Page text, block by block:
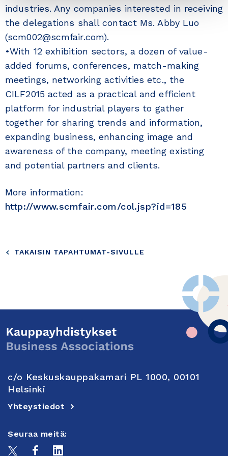
industries. Any companies interested in receiving
the delegations shall contact Ms. Abby Luo
(scm002@scmfair.com).
•With 12 exhibition sectors, a dozen of value-
added forums, conferences, match-making
meetings, networking activities etc., the
CILF2015 acted as a practical and efficient
platform for industrial players to gather
together for sharing trends and information,
expanding business, enhancing image and
awareness of the company, meeting existing
and potential partners and clients.
More information:
http://www.scmfair.com/col.jsp?id=185
TAKAISIN TAPAHTUMAT-SIVULLE
c/o Keskuskauppakamari PL 1000, 00101
Helsinki
Yhteystiedot
Seuraa meitä: